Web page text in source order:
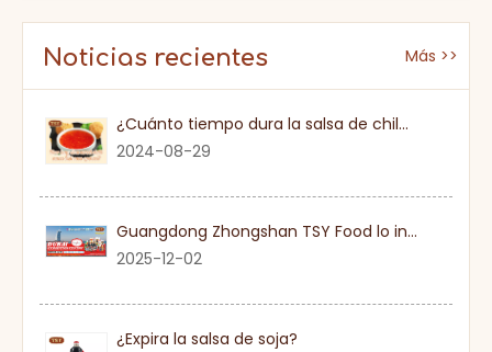
Noticias recientes Más >>
¿Cuánto tiempo dura la salsa de chile dulce una vez que se abre?
2024-08-29
Guangdong Zhongshan TSY Food lo invita sinceramente a visitar la Exposición Gulfood de Dubai 2026
2025-12-02
¿Expira la salsa de soja?